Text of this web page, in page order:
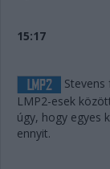
15:17
LMP2-esek
úgy, hogy egyes
ennyit.